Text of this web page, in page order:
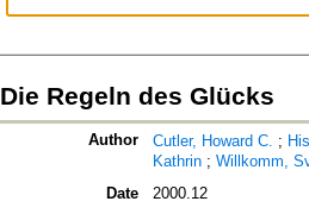
Die Regeln des Glücks
Author Cutler, Howard C. ;
Kathrin ; Willkomm,
Date
2000.12